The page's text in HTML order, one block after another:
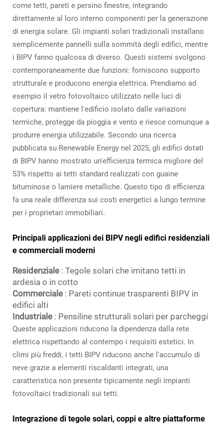
come tetti, pareti e persino finestre, integrando
direttamente al loro interno componenti per la generazione
di energia solare. Gli impianti solari tradizionali installano
semplicemente pannelli sulla sommità degli edifici, mentre
i BIPV fanno qualcosa di diverso. Questi sistemi svolgono
contemporaneamente due funzioni: forniscono supporto
strutturale e producono energia elettrica. Prendiamo ad
esempio il vetro fotovoltaico utilizzato nelle luci di
copertura: mantiene l'edificio isolato dalle variazioni
termiche, protegge da pioggia e vento e riesce comunque a
produrre energia utilizzabile. Secondo una ricerca
pubblicata su Renewable Energy nel 2025, gli edifici dotati
di BIPV hanno mostrato un'efficienza termica migliore del
53% rispetto ai tetti standard realizzati con guaine
bituminose o lamiere metalliche. Questo tipo di efficienza
fa una reale differenza sui costi energetici a lungo termine
per i proprietari immobiliari.
Principali applicazioni dei BIPV negli edifici residenziali
e commerciali moderni
Residenziale : Tegole solari che imitano tetti in
ardesia o in cotto
Commerciale : Pareti continue trasparenti BIPV in
edifici alti
Industriale : Pensiline strutturali solari per parcheggi
Queste applicazioni riducono la dipendenza dalla rete
elettrica rispettando al contempo i requisiti estetici. In
climi più freddi, i tetti BIPV riducono anche l'accumulo di
neve grazie a elementi riscaldanti integrati, una
caratteristica non presente tipicamente negli impianti
fotovoltaici tradizionali sui tetti.
Integrazione di tegole solari, coppi e altre piattaforme